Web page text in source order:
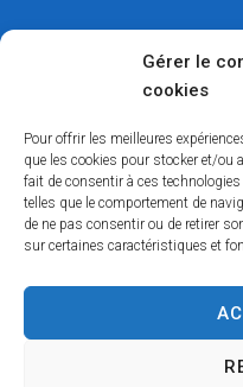
Gérer le
cookies
Pour offrir les meilleures
que les cookies pour stocker et/ou
fait de consentir à ces
telles que le comportement de
de ne pas consentir ou de retirer
sur certaines caractéristiques et
Mairie de
28480